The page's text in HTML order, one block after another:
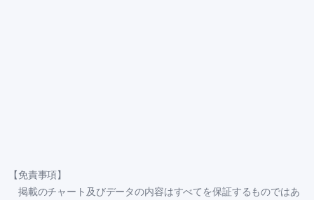
【免責事項】
掲載のチャート及びデータの内容はすべてを保証するものではあ